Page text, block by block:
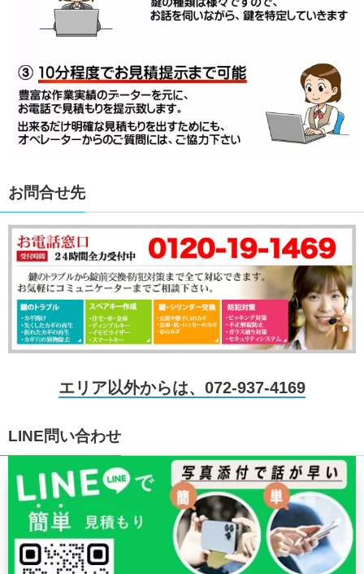
お問合せ先
エリア以外からは、072-937-4169
LINE問い合わせ